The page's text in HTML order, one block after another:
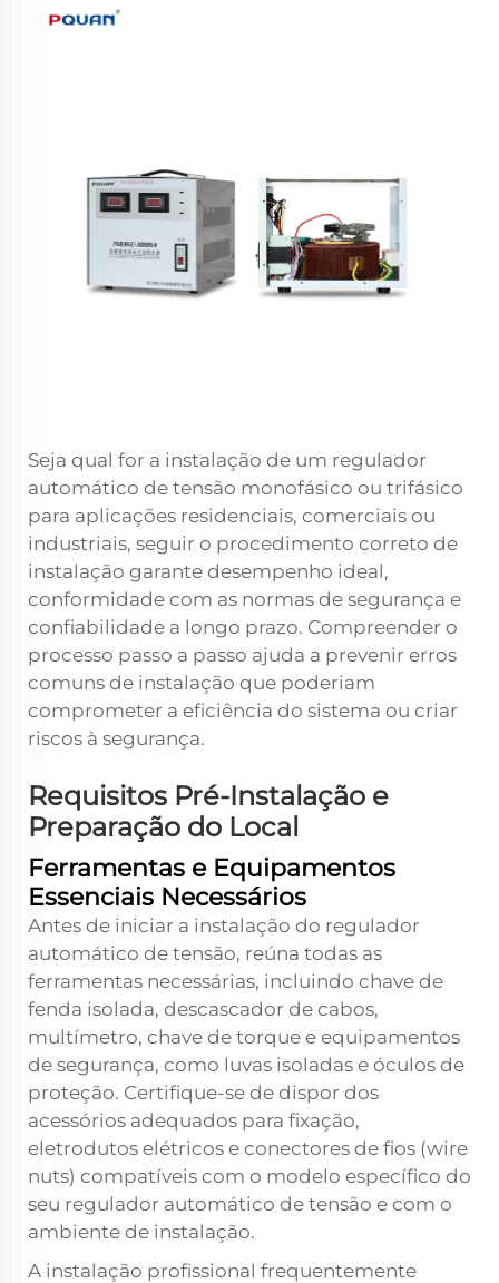
Seja qual for a instalação de um regulador
automático de tensão monofásico ou trifásico
para aplicações residenciais, comerciais ou
industriais, seguir o procedimento correto de
instalação garante desempenho ideal,
conformidade com as normas de segurança e
confiabilidade a longo prazo. Compreender o
processo passo a passo ajuda a prevenir erros
comuns de instalação que poderiam
comprometer a eficiência do sistema ou criar
riscos à segurança.
Requisitos Pré-Instalação e
Preparação do Local
Ferramentas e Equipamentos
Essenciais Necessários
Antes de iniciar a instalação do regulador
automático de tensão, reúna todas as
ferramentas necessárias, incluindo chave de
fenda isolada, descascador de cabos,
multímetro, chave de torque e equipamentos
de segurança, como luvas isoladas e óculos de
proteção. Certifique-se de dispor dos
acessórios adequados para fixação,
eletrodutos elétricos e conectores de fios (wire
nuts) compatíveis com o modelo específico do
seu regulador automático de tensão e com o
ambiente de instalação.
A instalação profissional frequentemente